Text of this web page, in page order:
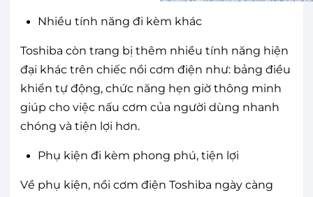
Nhiều tính năng đi kèm khác
Toshiba còn trang bị thêm nhiều tính năng hiện
đại khác trên chiếc nồi cơm điện như: bảng điều
khiển tự động, chức năng hẹn giờ thông minh
giúp cho việc nấu cơm của người dùng nhanh
chóng và tiện lợi hơn.
Phụ kiện đi kèm phong phú, tiện lợi
Về phụ kiện, nồi cơm điện Toshiba ngày càng